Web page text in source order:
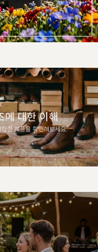
에 대한 이해
한 제품을 확인해보세요.